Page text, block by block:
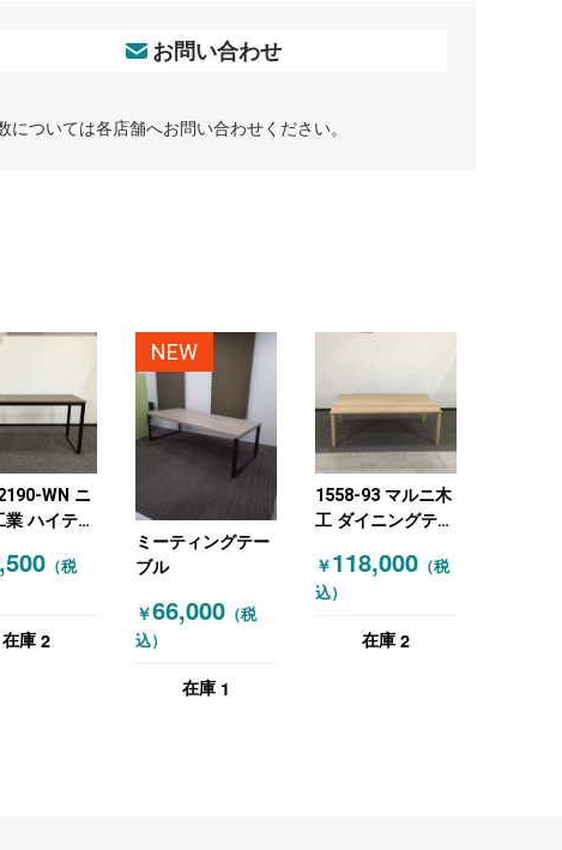
お問い合わせ
ついては各店舗へお問い合わせください。
WN ニ
業 ハイテー
木目（ダ
（税
在庫 2
NEW
ミーティングテー
ブル
￥66,000（税
込）
在庫 1
1558-93 マルニ木
工 ダイニングテー
テーブル オーク材
天然木
木目（ナチュラ
￥118,000（税
込）
在庫 2